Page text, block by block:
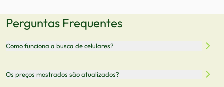
Perguntas Frequentes
Como funciona a busca de celulares?
Os preços mostrados são atualizados?